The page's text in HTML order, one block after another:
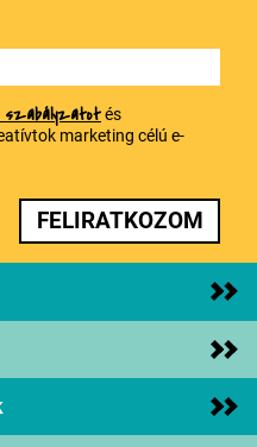
szabályzatotés
marketing célú e-
FELIRATKOZOM